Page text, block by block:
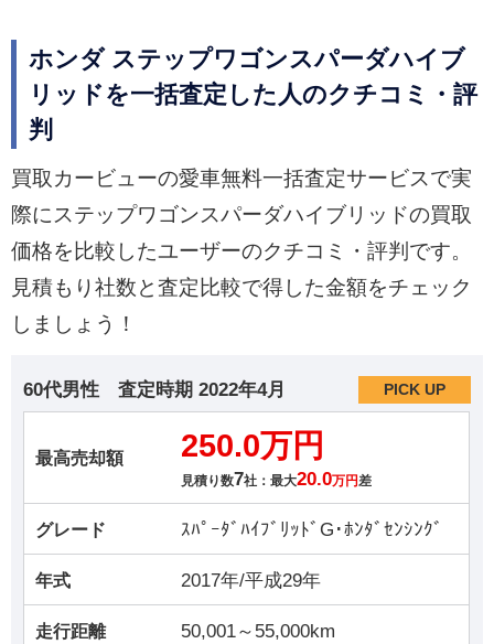
ホンダ ステップワゴンスパーダハイブ
リッドを一括査定した人のクチコミ・評
判
買取カービューの愛車無料一括査定サービスで実
際にステップワゴンスパーダハイブリッドの買取
価格を比較したユーザーのクチコミ・評判です。
見積もり社数と査定比較で得した金額をチェック
しましょう！
60代男性 査定時期 2022年4月 PICK UP
最高売却額 250.0万円
見積り数7社：最大20.0万円差
グレード ｽﾊﾟｰﾀﾞﾊｲﾌﾞﾘｯﾄﾞG･ﾎﾝﾀﾞｾﾝｼﾝｸﾞ
年式 2017年/平成29年
走行距離 50,001～55,000km